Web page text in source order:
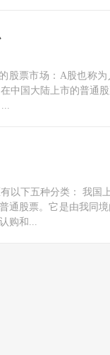
股票市场：A股也称
中国大陆上市的普通
以下五种分类： 我国
通股票。它是由我同
购和...